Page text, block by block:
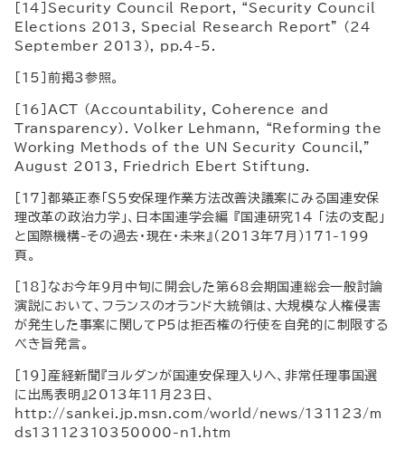
[14]Security Council Report, “Security Council
Elections 2013, Special Research Report” (24
September 2013), pp.4-5.
[15]前掲3参照。
[16]ACT (Accountability, Coherence and
Transparency). Volker Lehmann, “Reforming the
Working Methods of the UN Security Council,”
August 2013, Friedrich Ebert Stiftung.
[17]都築正泰「Ｓ５安保理作業方法改善決議案にみる国連安保
理改革の政治力学」、日本国連学会編 『国連研究１４ 「法の支配」
と国際機構-その過去・現在・未来』（2013年7月）171-199
頁。
[18]なお今年9月中旬に開会した第68会期国連総会一般討論
演説において、フランスのオランド大統領は、大規模な人権侵害
が発生した事案に関してP5は拒否権の行使を自発的に制限する
べき旨発言。
[19]産経新聞『ヨルダンが国連安保理入りへ、非常任理事国選
に出馬表明』2013年11月23日、
http://sankei.jp.msn.com/world/news/131123/m
ds13112310350000-n1.htm